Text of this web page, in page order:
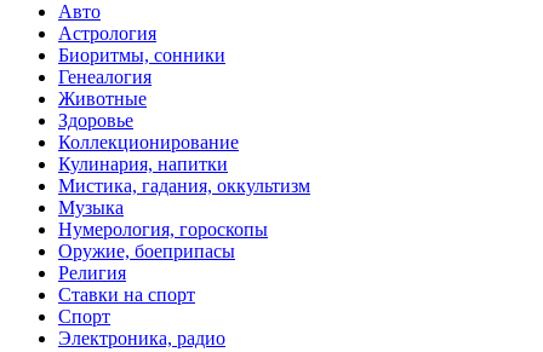
Авто
Астрология
Биоритмы, сонники
Генеалогия
Животные
Здоровье
Коллекционирование
Кулинария, напитки
Мистика, гадания, оккультизм
Музыка
Нумерология, гороскопы
Оружие, боеприпасы
Религия
Ставки на спорт
Спорт
Электроника, радио